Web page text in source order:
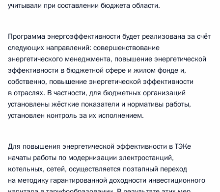
учитывали при составлении бюджета области.
Программа энергоэффективности будет реализована за счёт
следующих направлений: совершенствование
энергетического менеджмента, повышение энергетической
эффективности в бюджетной сфере и жилом фонде и,
собственно, повышение энергетической эффективности
в отраслях. В частности, для бюджетных организаций
установлены жёсткие показатели и нормативы работы,
установлен контроль за их исполнением.
Для повышения энергетической эффективности в ТЭКе
начаты работы по модернизации электростанций,
котельных, сетей, осуществляется поэтапный переход
на методику гарантированной доходности инвестиционного